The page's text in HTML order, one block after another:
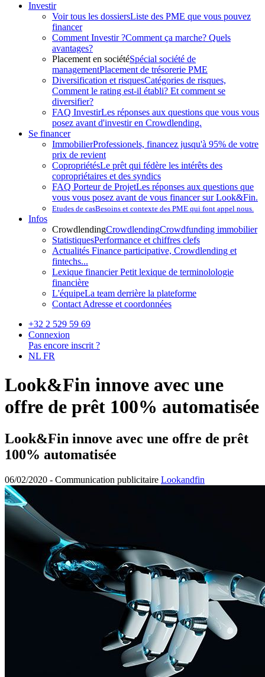
Investir
Voir tous les dossiersListe des PME que vous pouvez
financer
Comment Investir ?Comment ça marche? Quels
avantages?
Placement en sociétéSpécial société de
managementPlacement de trésorerie PME
Diversification et risquesCatégories de risques,
Comment le rating est-il établi? Et comment se
diversifier?
FAQ InvestirLes réponses aux questions que vous vous
posez avant d'investir en Crowdlending.
Se financer
ImmobilierProfessionels, financez jusqu'à 95% de votre
prix de revient
CopropriétésLe prêt qui fédère les intérêts des
copropriétaires et des syndics
FAQ Porteur de ProjetLes réponses aux questions que
vous vous posez avant de vous financer sur Look&Fin.
Etudes de casBesoins et contexte des PME qui font appel nous.
Infos
CrowdlendingCrowdlendingCrowdfunding immobilier
StatistiquesPerformance et chiffres clefs
Actualités Finance participative, Crowdlending et
fintechs...
Lexique financierPetit lexique de terminolologie
financière
L'équipeLa team derrière la plateforme
Contact Adresse et coordonnées
+32 2 529 59 69
Connexion
Pas encore inscrit ?
NL FR
Look&Fin innove avec une
offre de prêt 100% automatisée
Look&Fin innove avec une offre de prêt
100% automatisée
06/02/2020 - Communication publicitaire Lookandfin